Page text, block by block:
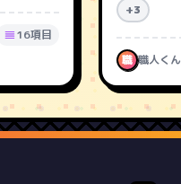
16項目
+3
職 職人くん